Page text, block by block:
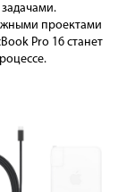
проектами
Pro 16 станет